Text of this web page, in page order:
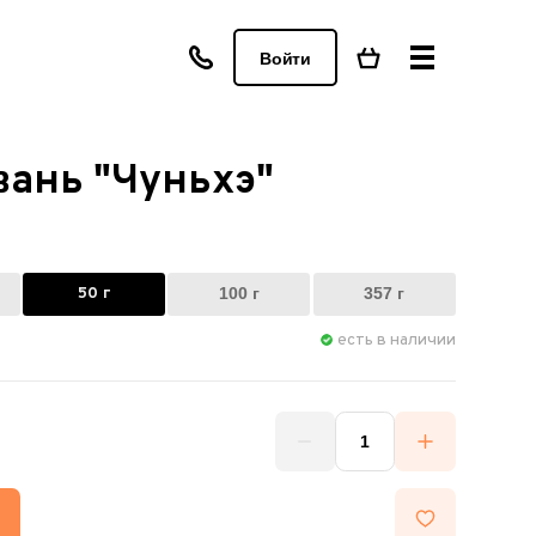
Войти
"Чуньхэ"
50 г 100 г 357 г
есть в наличии